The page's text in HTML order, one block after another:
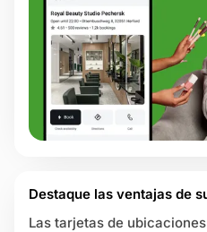
Destaque las ventajas de
Las tarjetas de